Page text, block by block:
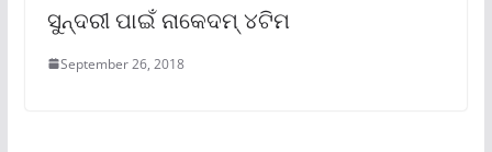
ସୁନ୍ଦରୀ ପାଇଁ ନାକେଦମ୍ ୪ଟିମ
September 26, 2018